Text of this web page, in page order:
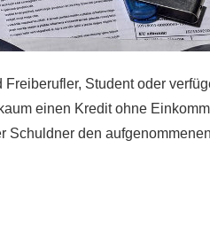
Student oder
einen Kredit ohne
Schuldner den